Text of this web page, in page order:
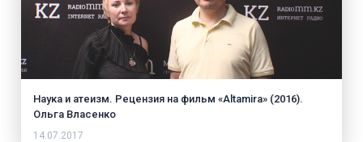
Наука и атеизм. Рецензия на фильм «Altamira» (2016).
Ольга Власенко
14.07.2017